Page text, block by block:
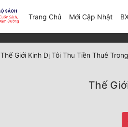
Trang Chủ Mới Cập Nhật
Thế Giới Kinh Dị Tôi Thu Tiền Thuê
Thế